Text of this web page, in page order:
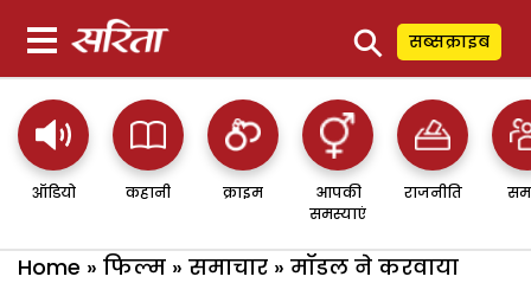
⚲ सब्सक्राइब
ऑडियो कहानी क्राइम
आपकी
समस्याएं
राजनीति
Home » फिल्म » समाचार » मॉडल ने करवाया